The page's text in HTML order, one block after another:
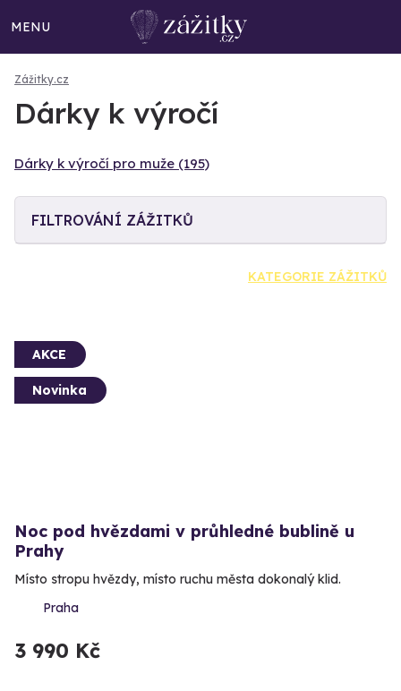
MENU
Zážitky.cz
Dárky k výročí
Dárky k výročí pro muže (195)
FILTROVÁNÍ ZÁŽITKŮ
KATEGORIE ZÁŽITKŮ
AKCE
Novinka
Noc pod hvězdami v průhledné bublině u
Prahy
Místo stropu hvězdy, místo ruchu města dokonalý klid.
Praha
3 990 Kč